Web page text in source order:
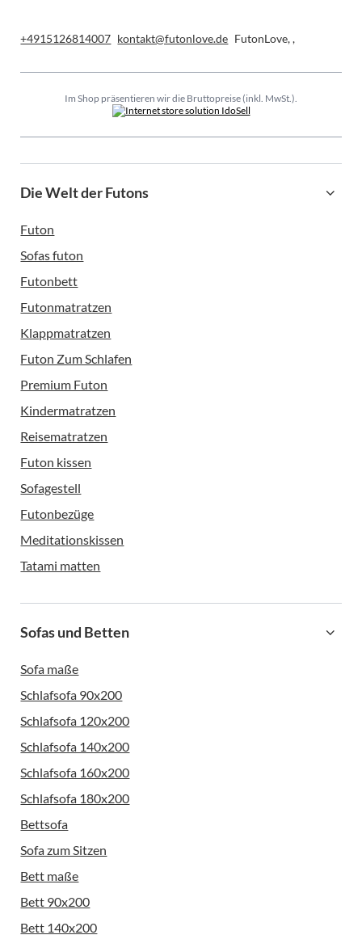
+4915126814007 kontakt@futonlove.de FutonLove,,
Im Shop präsentieren wir die Bruttopreise (inkl. MwSt.).
Die Welt der Futons
Futon
Sofas futon
Futonbett
Futonmatratzen
Klappmatratzen
Futon Zum Schlafen
Premium Futon
Kindermatratzen
Reisematratzen
Futon kissen
Sofagestell
Futonbezüge
Meditationskissen
Tatami matten
Sofas und Betten
Sofa maße
Schlafsofa 90x200
Schlafsofa 120x200
Schlafsofa 140x200
Schlafsofa 160x200
Schlafsofa 180x200
Bettsofa
Sofa zum Sitzen
Bett maße
Bett 90x200
Bett 140x200